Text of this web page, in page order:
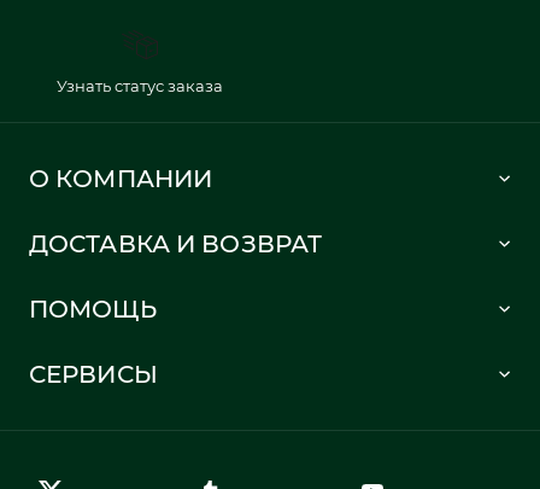
Узнать статус заказа
О КОМПАНИИ
Политика в отношении обработки персональных данных
ДОСТАВКА И ВОЗВРАТ
Информация о доставке
Правила возврата
ПОМОЩЬ
Карта сайта
СЕРВИСЫ